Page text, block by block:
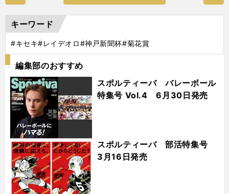
キーワード
#キセキ#レイデオロ#神戸新聞杯#菊花賞
編集部のおすすめ
スポルティーバ バレーボール
特集号 Vol.4 6月30日発売
スポルティーバ 部活特集号
3月16日発売